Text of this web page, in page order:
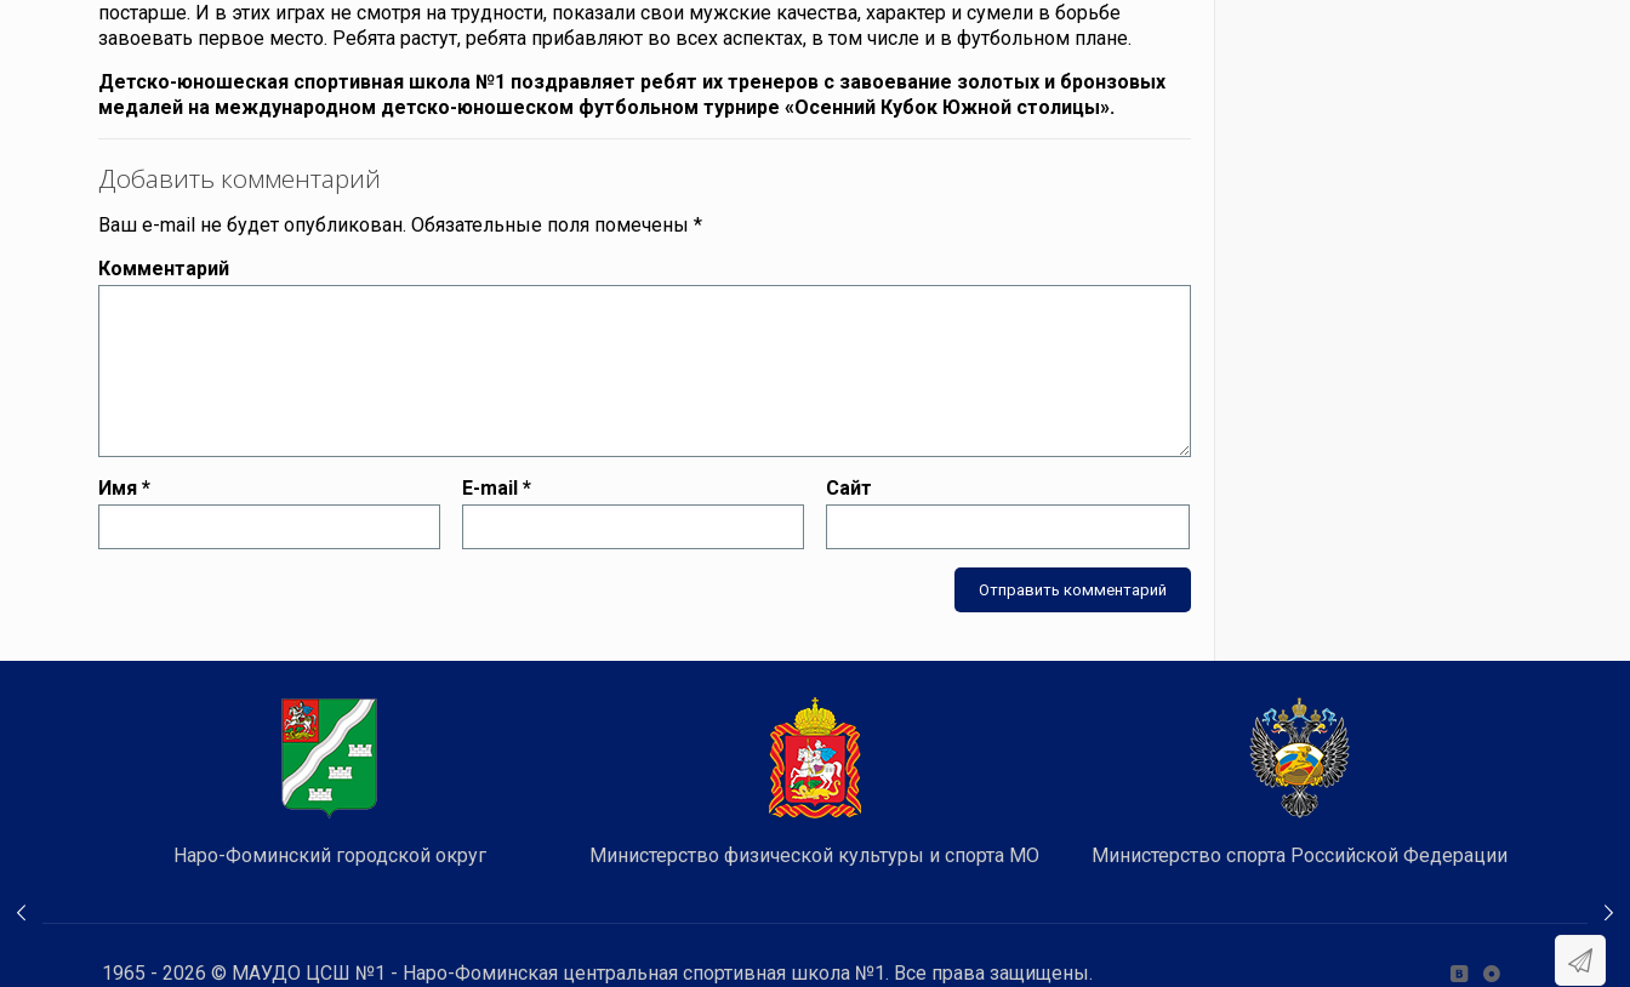
постарше. И в этих играх не смотря на трудности, показали свои мужские качества, характер и сумели в борьбе
завоевать первое место. Ребята растут, ребята прибавляют во всех аспектах, в том числе и в футбольном плане.
Детско-юношеская спортивная школа №1 поздравляет ребят их тренеров с завоевание золотых и бронзовых
медалей на международном детско-юношеском футбольном турнире «Осенний Кубок Южной столицы».
Добавить комментарий
Ваш e-mail не будет опубликован. Обязательные поля помечены*
Комментарий
Имя* E-mail* Сайт
Наро-Фоминский городской округ Министерство физической культуры и спорта МО Министерство спорта Российской Федерации
1965 - 2026 © МАУДО ЦСШ №1 - Наро-Фоминская центральная спортивная школа №1. Все права защищены.